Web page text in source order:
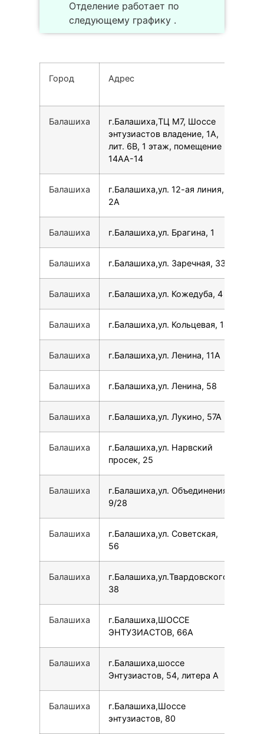
Отделение работает по
следующему графику .
Город Адрес
Балашиха
г.Балашиха,ТЦ М7, Шоссе
энтузиастов владение, 1А,
лит. 6В, 1 этаж, помещение
14АА-14
Балашиха
г.Балашиха,ул. 12-ая линия,
2А
Балашиха г.Балашиха,ул. Брагина, 1
Балашиха г.Балашиха,ул. Заречная, 33
Балашиха г.Балашиха,ул. Кожедуба, 4
Балашиха г.Балашиха,ул. Кольцевая, 14
Балашиха г.Балашиха,ул. Ленина, 11А
Балашиха г.Балашиха,ул. Ленина, 58
Балашиха г.Балашиха,ул. Лукино, 57А
Балашиха
г.Балашиха,ул. Нарвский
просек, 25
Балашиха
г.Балашиха,ул. Объединения,
9/28
Балашиха
г.Балашиха,ул. Советская,
56
Балашиха
г.Балашиха,ул.Твардовского,
38
Балашиха
г.Балашиха,ШОССЕ
ЭНТУЗИАСТОВ, 66А
Балашиха
г.Балашиха,шоссе
Энтузиастов, 54, литера А
Балашиха
г.Балашиха,Шоссе
энтузиастов, 80